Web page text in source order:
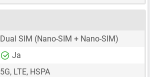
Dual SIM (Nano-SIM + Nano-SIM)
Ja
5G, LTE, HSPA